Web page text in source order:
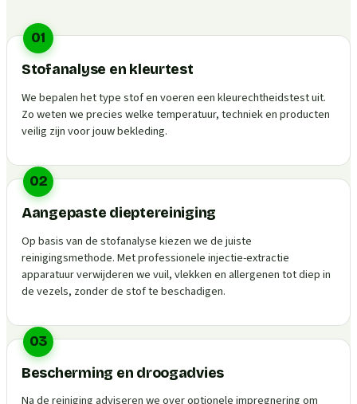
01
Stofanalyse en kleurtest
We bepalen het type stof en voeren een kleurechtheidstest uit.
Zo weten we precies welke temperatuur, techniek en producten
veilig zijn voor jouw bekleding.
02
Aangepaste dieptereiniging
Op basis van de stofanalyse kiezen we de juiste
reinigingsmethode. Met professionele injectie-extractie
apparatuur verwijderen we vuil, vlekken en allergenen tot diep in
de vezels, zonder de stof te beschadigen.
03
Bescherming en droogadvies